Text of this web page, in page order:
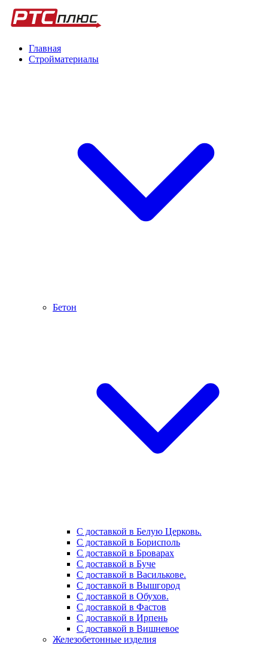
Главная
Стройматериалы
Бетон
С доставкой в Белую Церковь.
С доставкой в Борисполь
С доставкой в Броварах
С доставкой в Буче
С доставкой в Василькове.
С доставкой в Вышгород
С доставкой в Обухов.
С доставкой в Фастов
С доставкой в Ирпень
С доставкой в Вишневое
Железобетонные изделия